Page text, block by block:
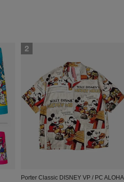
Porter Classic DISNEY VP / PC ALOHA